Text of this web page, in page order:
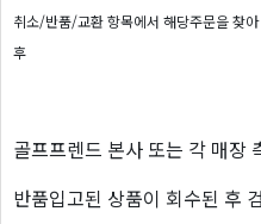
취소/반품/교환 항목에서 해당주문을 찾
후
골프프렌드 본사 또는 각 매장
반품입고된 상품이 회수된 후